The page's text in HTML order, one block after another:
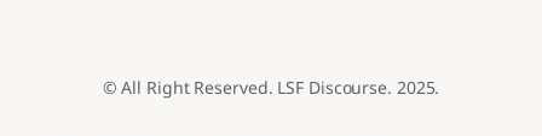
© All Right Reserved. LSF Discourse. 2025.